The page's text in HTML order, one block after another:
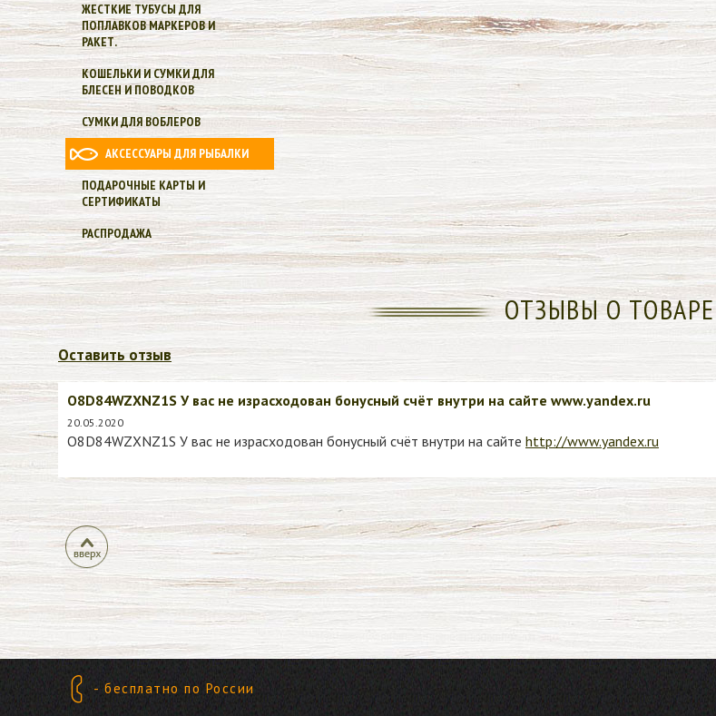
ЖЕСТКИЕ ТУБУСЫ ДЛЯ
ПОПЛАВКОВ МАРКЕРОВ И
РАКЕТ.
КОШЕЛЬКИ И СУМКИ ДЛЯ
БЛЕСЕН И ПОВОДКОВ
СУМКИ ДЛЯ ВОБЛЕРОВ
АКСЕССУАРЫ ДЛЯ РЫБАЛКИ
ПОДАРОЧНЫЕ КАРТЫ И
СЕРТИФИКАТЫ
РАСПРОДАЖА
ОТЗЫВЫ О ТОВАРЕ
Оставить отзыв
O8D84WZXNZ1S У вас не израсходован бонусный счёт внутри на сайте www.yandex.ru
20.05.2020
O8D84WZXNZ1S У вас не израсходован бонусный счёт внутри на сайте http://www.yandex.ru
- бесплатно по России